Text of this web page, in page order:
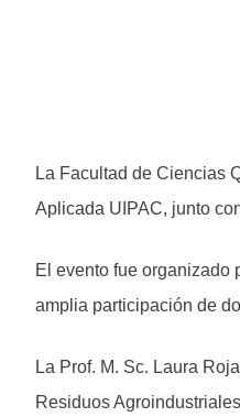
La Facultad de Ciencias
Aplicada UIPAC, junto
El evento fue organizado
amplia participación de
La Prof. M. Sc. Laura
Residuos